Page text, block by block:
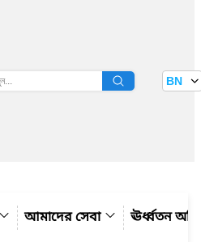
বাতায়ন BN
আমাদের সেবা ঊর্ধ্বতন